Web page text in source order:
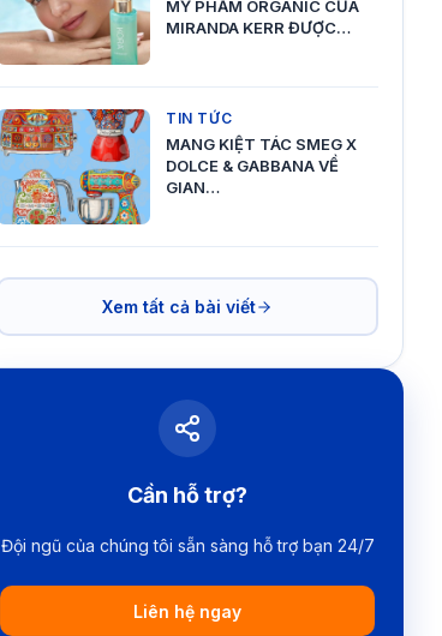
MỸ PHẨM ORGANIC CỦA
MIRANDA KERR ĐƯỢC…
TIN TỨC
MANG KIỆT TÁC SMEG X
DOLCE & GABBANA VỀ
GIAN…
Xem tất cả bài viết
Cần hỗ trợ?
Đội ngũ của chúng tôi sẵn sàng hỗ trợ bạn 24/7
Liên hệ ngay